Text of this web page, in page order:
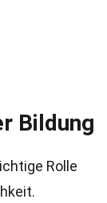
Bildung
Rolle